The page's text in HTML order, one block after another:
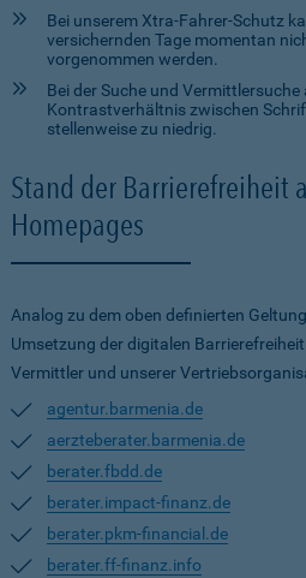
Bei unserem Xtra-Fahrer-Schutz
versichernden Tage momentan
vorgenommen werden.
Bei der Suche und
Kontrastverhältnis zwischen
stellenweise zu niedrig.
Stand der Barrierefreiheit
Homepages
Analog zu dem oben definierten
Umsetzung der digitalen
Vermittler und unserer
agentur.barmenia.de
aerzteberater.barmenia.de
berater.fbdd.de
berater.impact-finanz.de
berater.pkm-financial.de
berater.ff-finanz.info